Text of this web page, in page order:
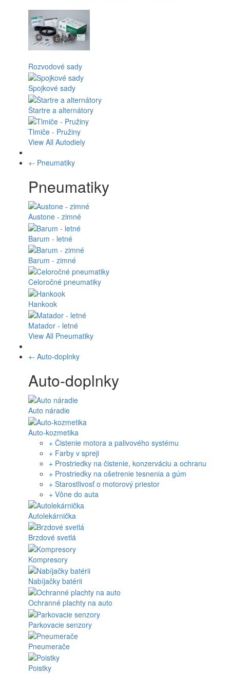
Rozvodové sady
Spojkové sady
Štartre a alternátory
Tlmiče - Pružiny
View All Autodiely
+- Pneumatiky
Pneumatiky
Austone - zimné
Barum - letné
Barum - zimné
Celoročné pneumatiky
Hankook
Matador - letné
View All Pneumatiky
+- Auto-doplnky
Auto-doplnky
Auto náradie
Auto-kozmetika
+ Čistenie motora a palivového systému
+ Farby v spreji
+ Prostriedky na čistenie, konzerváciu a ochranu
+ Prostriedky na ošetrenie tesnenia a gúm
+ Starostlivosť o motorový priestor
+ Vône do auta
Autolekárnička
Brzdové svetlá
Kompresory
Nabíjačky batérii
Ochranné plachty na auto
Parkovacie senzory
Pneumerače
Poistky